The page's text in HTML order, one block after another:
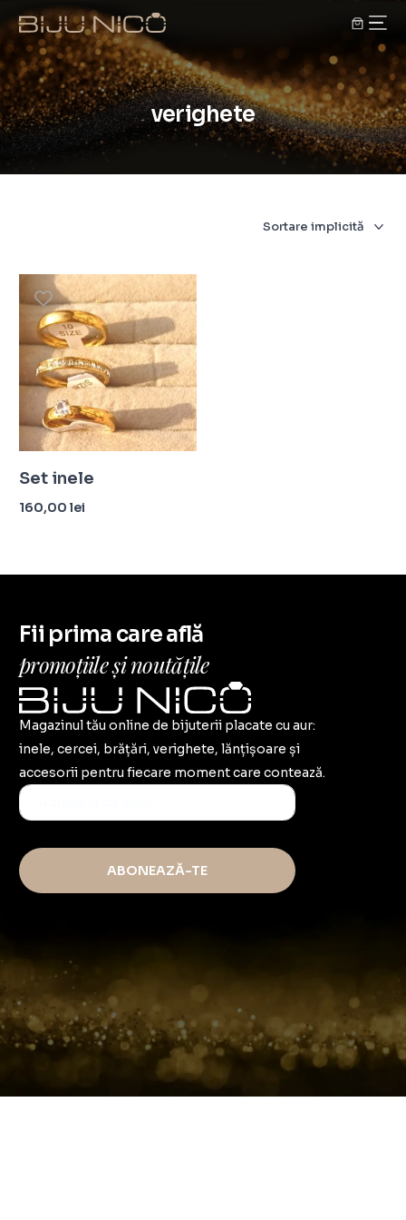
verighete
Set inele
160,00lei
Fii prima care află
promoțiile și noutățile
Magazinul tău online de bijuterii placate cu aur:
inele, cercei, brățări, verighete, lănțișoare și
accesorii pentru fiecare moment care contează.
ABONEAZĂ-TE